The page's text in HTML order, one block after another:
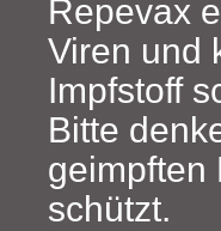
Repevax
Viren und
Impfstoff
Bitte
geimpften
schützt.